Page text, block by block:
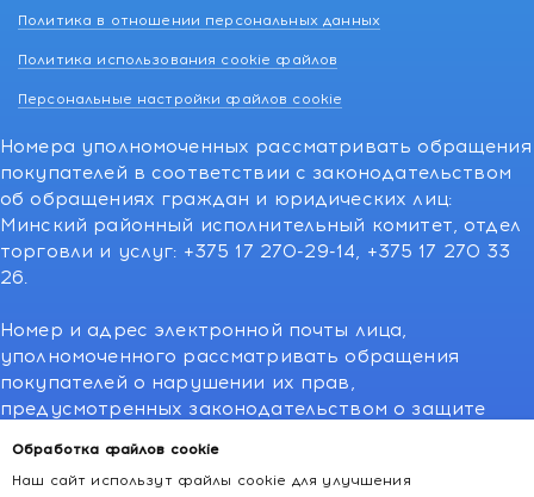
Обработка файлов cookie
Наш сайт использут файлы cookie для улучшения
Политика в отношении персональных данных
Политика использования cookie файлов
Персональные настройки файлов cookie
Номера уполномоченных рассматривать обращения
покупателей в соответствии с законодательством
об обращениях граждан и юридических лиц:
Минский районный исполнительный комитет, отдел
торговли и услуг: +375 17 270-29-14, +375 17 270 33
26.
Номер и адрес электронной почты лица,
уполномоченного рассматривать обращения
покупателей о нарушении их прав,
предусмотренных законодательством о защите
операторов), info@kakvapteke.by